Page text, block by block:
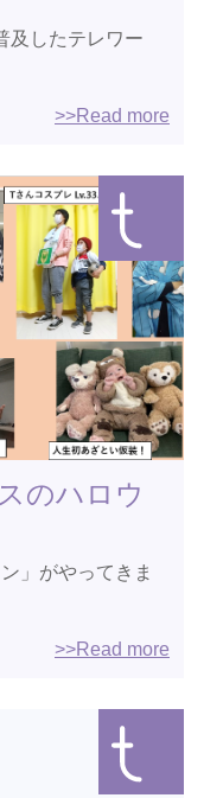
及したテレワー
>>Read more
のハロウ
」がやってきま
>>Read more